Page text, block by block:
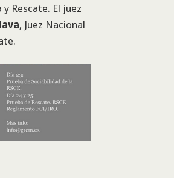
Rescate. El juez
, Juez Nacional